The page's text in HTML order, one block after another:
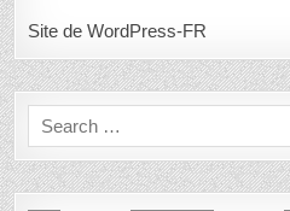
Site de WordPress-FR
Search
for: